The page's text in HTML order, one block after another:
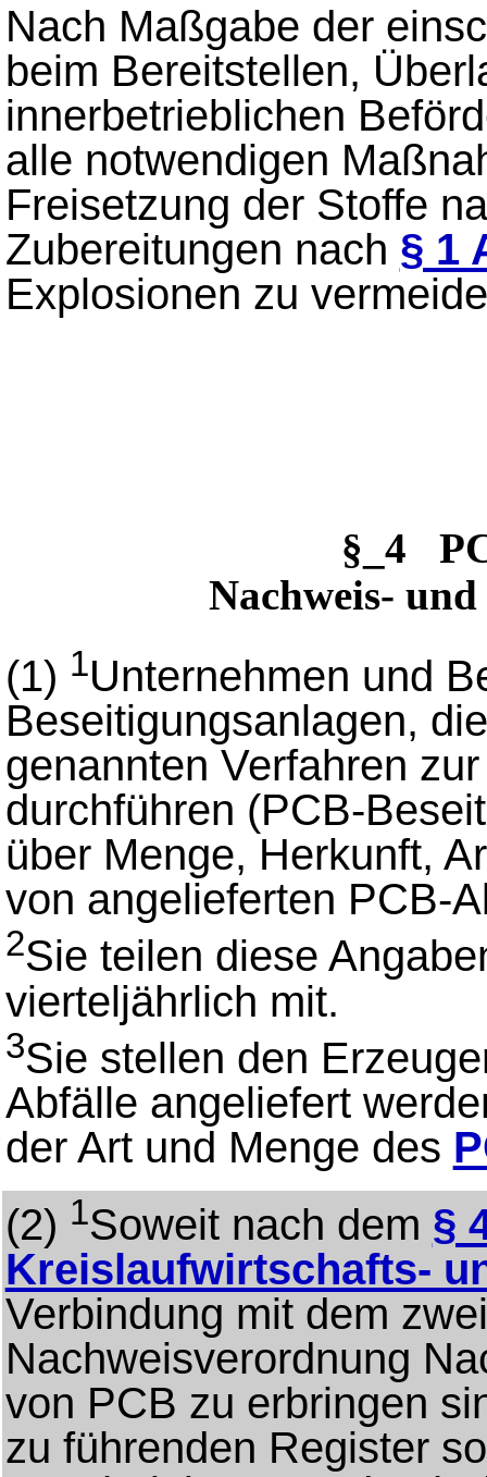
Nach Maßgabe der
beim Bereitstellen,
innerbetrieblichen
alle notwendigen
Freisetzung der Stoffe
Zubereitungen nach § 1
Explosionen zu
§_4
Nachweis-
(1) 1Unternehmen und
Beseitigungsanlagen,
genannten Verfahren
durchführen (PCB-
über Menge, Herkunft,
von angelieferten PCB-
2Sie teilen diese
vierteljährlich mit.
3Sie stellen den
Abfälle angeliefert
der Art und Menge des
(2) 1Soweit nach dem §
Kreislaufwirtschafts-
Verbindung mit dem
Nachweisverordnung
von PCB zu erbringen
zu führenden Register